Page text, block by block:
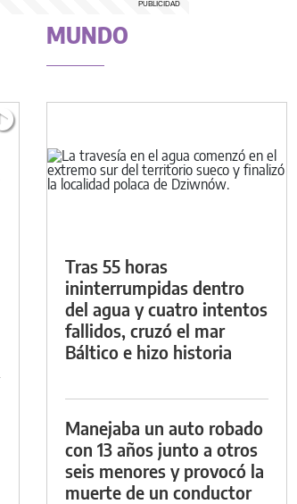
MUNDO
Tras 55 horas
ininterrumpidas dentro
del agua y cuatro intentos
fallidos, cruzó el mar
Báltico e hizo historia
Manejaba un auto robado
con 13 años junto a otros
seis menores y provocó la
muerte de un conductor